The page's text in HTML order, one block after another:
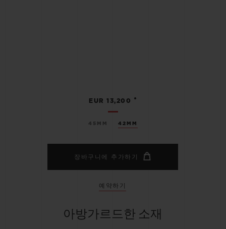
45MM 42MM
EUR 13,200 •
장바구니에 추가하기
예약하기
아방가르드한 소재